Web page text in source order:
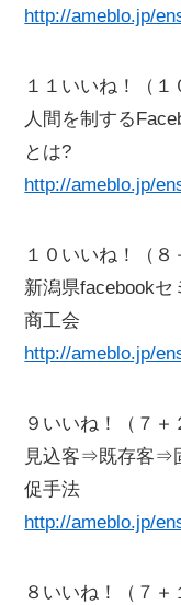
http://ameblo.jp/
１１いいね！（１
人間を制する
とは?
http://ameblo.jp/
１０いいね！（８
新潟県facebook
商工会
http://ameblo.jp/
９いいね！（７＋
見込客⇒既存客⇒
促手法
http://ameblo.jp/
８いいね！（７＋